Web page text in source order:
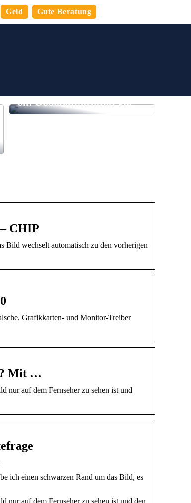
Geld Gute Beratung
ein Geschäftstreffen vor
CHIP
Bild wechselt automatisch zu den vorherigen
Grafikkarten- und Monitor-Treiber
Mit …
nur auf dem Fernseher zu sehen ist und
ich einen schwarzen Rand um das Bild, es
nur auf dem Fernseher zu sehen ist und den